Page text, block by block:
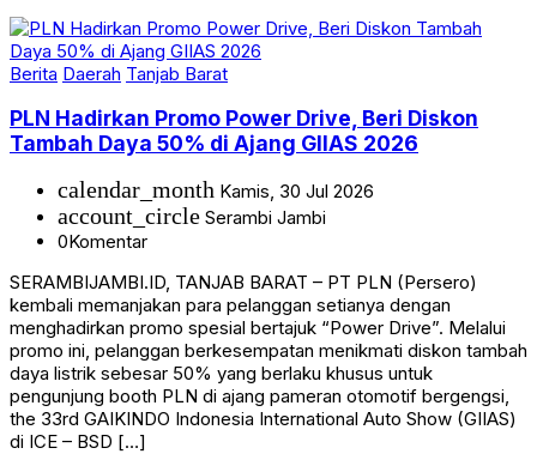
Berita Daerah Tanjab Barat
PLN Hadirkan Promo Power Drive, Beri Diskon
Tambah Daya 50% di Ajang GIIAS 2026
calendar_month Kamis, 30 Jul 2026
account_circle Serambi Jambi
0Komentar
SERAMBIJAMBI.ID, TANJAB BARAT – PT PLN (Persero)
kembali memanjakan para pelanggan setianya dengan
menghadirkan promo spesial bertajuk “Power Drive”. Melalui
promo ini, pelanggan berkesempatan menikmati diskon tambah
daya listrik sebesar 50% yang berlaku khusus untuk
pengunjung booth PLN di ajang pameran otomotif bergengsi,
the 33rd GAIKINDO Indonesia International Auto Show (GIIAS)
di ICE – BSD […]